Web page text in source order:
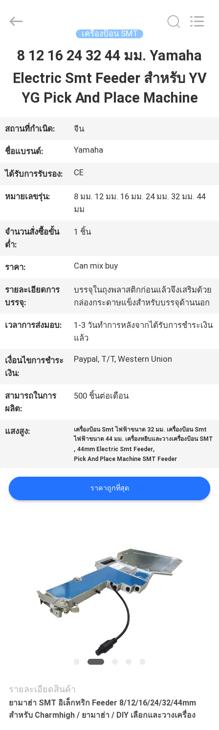
บ้าน
สินค้า
วิดีโอ
เกี่ยว
กับ
ทัวร์
โรงงาน
การ
ควบคุม
คุณภาพ
ติดต่อ
เรา
SHOPPING
ON
นโยบาย
ตัว
2026
CHARMHIGH
Reserved.
เครื่องป้อน SMT
8 12 16 24 32 44 มม. Yamaha
Electric Smt Feeder สำหรับ YV
YG Pick And Place Machine
สถานที่กำเนิด: จีน
ชื่อแบรนด์: Yamaha
ได้รับการรับรอง: CE
หมายเลขรุ่น:
8 มม. 12 มม. 16 มม. 24 มม. 32 มม. 44
มม
จำนวนสั่งซื้อขั้น
ต่ำ:
1 ชิ้น
ราคา: Can mix buy
รายละเอียดการ
บรรจุ:
บรรจุในถุงพลาสติกก่อนแล้วจึงเสริมด้วย
กล่องกระดาษแข็งสำหรับบรรจุด้านนอก
เวลาการส่งมอบ:
1-3 วันทำการหลังจากได้รับการชำระเงิน
แล้ว
เงื่อนไขการชำระ
เงิน:
Paypal, T/T, Western Union
สามารถในการ
ผลิต:
500 ชิ้นต่อเดือน
แสงสูง:
เครื่องป้อน Smt ไฟฟ้าขนาด 32 มม. เครื่องป้อน Smt
ไฟฟ้าขนาด 44 มม. เครื่องหยิบและวางเครื่องป้อน SMT
,44mm Electric Smt Feeder,
Pick And Place Machine SMT Feeder
ราคาถูกที่สุด
รายละเอียดสินค้า
ยามาฮ่า SMT อิเล็กทริก Feeder 8/12/16/24/32/44mm
สําหรับ Charmhigh / ยามาฮ่า / DIY เลือกและวางเครื่อง